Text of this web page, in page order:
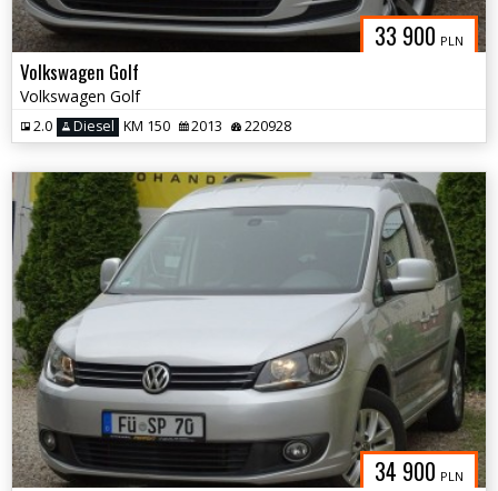
33 900 PLN
Volkswagen Golf
Volkswagen Golf
2.0 Diesel KM 150 2013 220928
34 900 PLN